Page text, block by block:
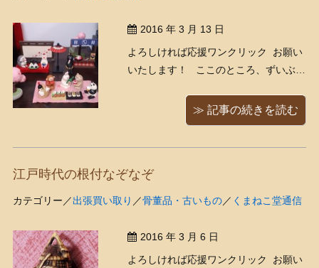
2016 年 3 月 13 日
よろしければ応援ワンクリック お願い
いたします！ ここのところ、ずいぶん
が家の片隅ではすでに、楽しそうなお
花見が始まっております これはデコレ
≫ 記事の続きを読む
江戸時代の根付なぞなぞ
カテゴリー／出張買い取り ／骨董品・古いもの／ くまねこ堂通信
2016 年 3 月 6 日
よろしければ応援ワンクリック お願い